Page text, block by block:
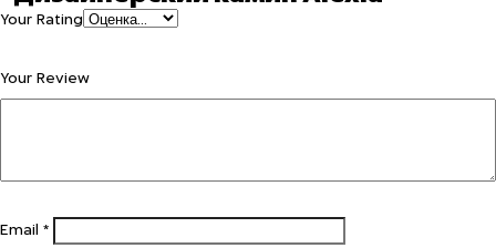
Your Rating
Your Review
Email *